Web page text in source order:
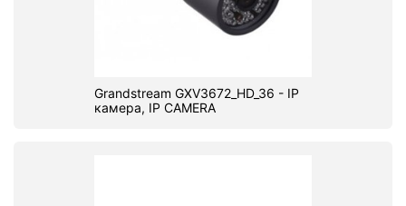
Grandstream GXV3672_HD_36 - IP
камера, IP CAMERA